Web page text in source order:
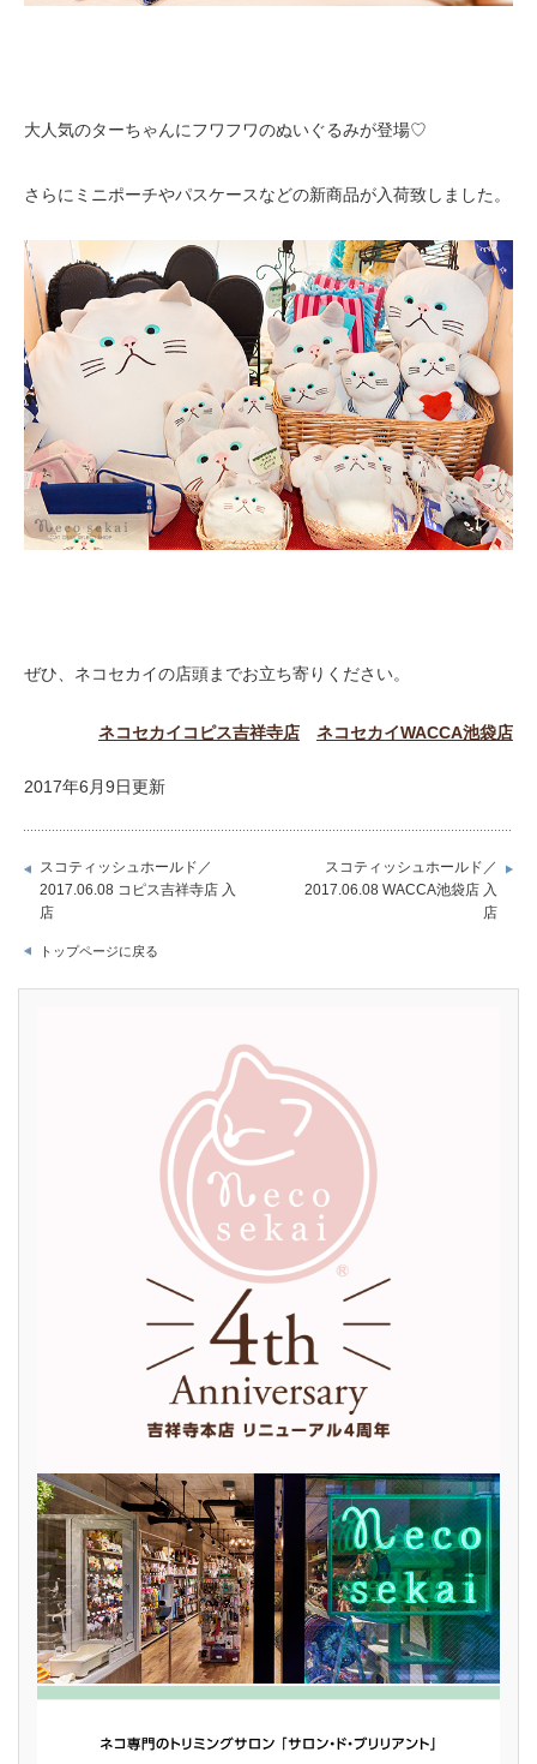
大人気のターちゃんにフワフワのぬいぐるみが登場♡
さらにミニポーチやパスケースなどの新商品が入荷致しました。
ぜひ、ネコセカイの店頭までお立ち寄りください。
ネコセカイコピス吉祥寺店 ネコセカイWACCA池袋店
2017年6月9日更新
スコティッシュホールド／
2017.06.08 コピス吉祥寺店 入
店
スコティッシュホールド／
2017.06.08 WACCA池袋店 入
店
トップページに戻る